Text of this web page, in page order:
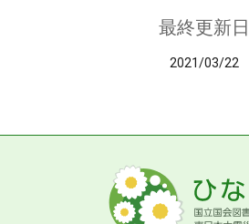
最終更新日
2021/03/22